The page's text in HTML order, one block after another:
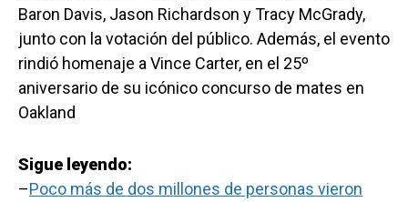
Baron Davis, Jason Richardson y Tracy McGrady,
junto con la votación del público. Además, el evento
rindió homenaje a Vince Carter, en el 25º
aniversario de su icónico concurso de mates en
Oakland
Sigue leyendo:
–Poco más de dos millones de personas vieron